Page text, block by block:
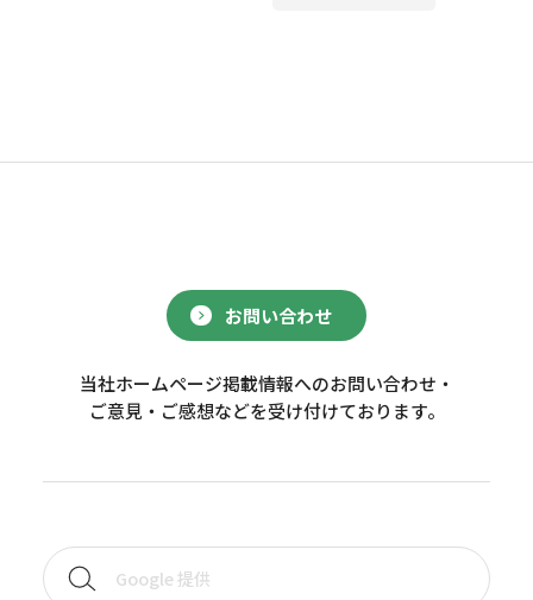
お問い合わせ
当社ホームページ掲載情報へのお問い合わせ・
ご意見・ご感想などを受け付けております。